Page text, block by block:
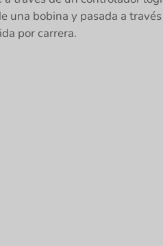
una bobina y pasada a
por carrera.